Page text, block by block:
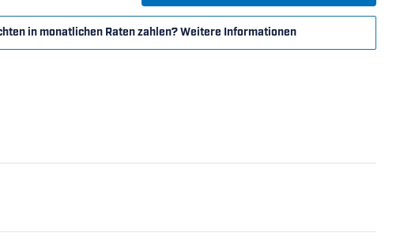
in monatlichen Raten zahlen?Weitere Informationen